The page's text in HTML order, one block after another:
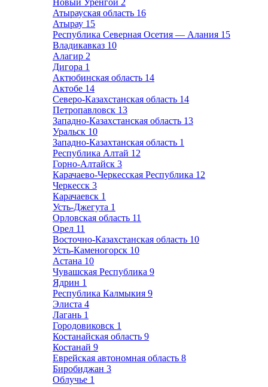
Новый Уренгой 2
Атырауская область 16
Атырау 15
Республика Северная Осетия — Алания 15
Владикавказ 10
Алагир 2
Дигора 1
Актюбинская область 14
Актобе 14
Северо-Казахстанская область 14
Петропавловск 13
Западно-Казахстанская область 13
Уральск 10
Западно-Казахтанская область 1
Республика Алтай 12
Горно-Алтайск 3
Карачаево-Черкесская Республика 12
Черкесск 3
Карачаевск 1
Усть-Джегута 1
Орловская область 11
Орел 11
Восточно-Казахстанская область 10
Усть-Каменогорск 10
Астана 10
Чувашская Республика 9
Ядрин 1
Республика Калмыкия 9
Элиста 4
Лагань 1
Городовиковск 1
Костанайская область 9
Костанай 9
Еврейская автономная область 8
Биробиджан 3
Облучье 1